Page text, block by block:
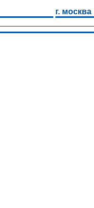
г. москва